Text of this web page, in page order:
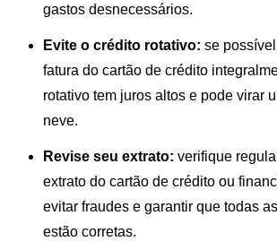
gastos desnecessários.
Evite o crédito rotativo: se
fatura do cartão de crédito
rotativo tem juros altos e pode virar
neve.
Revise seu extrato: verifique
extrato do cartão de crédito ou
evitar fraudes e garantir que todas
estão corretas.